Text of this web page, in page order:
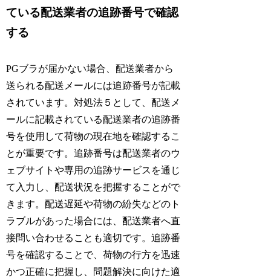
ている配送業者の追跡番号で確認
する
PGブラが届かない場合、配送業者から
送られる配送メールには追跡番号が記載
されています。対処法５として、配送メ
ールに記載されている配送業者の追跡番
号を使用して荷物の現在地を確認するこ
とが重要です。追跡番号は配送業者のウ
ェブサイトや専用の追跡サービスを通じ
て入力し、配送状況を把握することがで
きます。配送遅延や荷物の紛失などのト
ラブルがあった場合には、配送業者へ直
接問い合わせることも適切です。追跡番
号を確認することで、荷物の行方を迅速
かつ正確に把握し、問題解決に向けた適